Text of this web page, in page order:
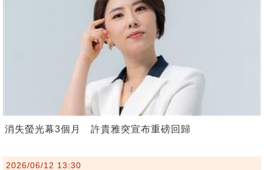
消失螢光幕3個月 許貴雅突宣布重磅回歸
2026/06/12 13:30